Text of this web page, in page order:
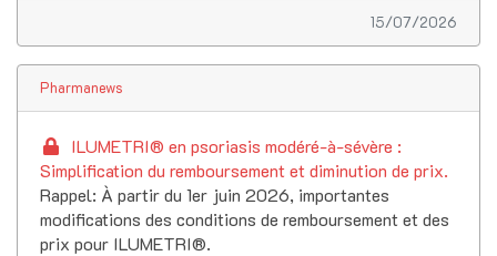
15/07/2026
Pharmanews
ILUMETRI® en psoriasis modéré-à-sévère :
Simplification du remboursement et diminution de prix.
Rappel: À partir du 1er juin 2026, importantes
modifications des conditions de remboursement et des
prix pour ILUMETRI®.